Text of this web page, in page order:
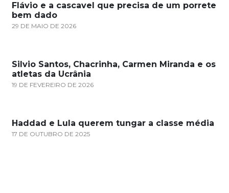
Flávio e a cascavel que precisa de um porrete
bem dado
29 DE MAIO DE 2026
Silvio Santos, Chacrinha, Carmen Miranda e os
atletas da Ucrânia
19 DE FEVEREIRO DE 2026
Haddad e Lula querem tungar a classe média
17 DE OUTUBRO DE 2025